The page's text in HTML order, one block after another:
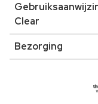
Clear
Bezorging